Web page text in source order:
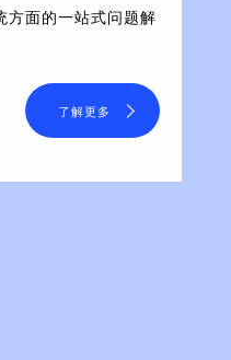
方面的一站式问题解
了解更多